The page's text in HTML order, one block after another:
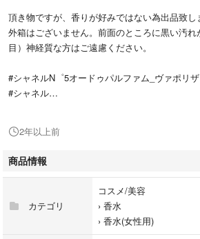
頂き物ですが、香りが好みではない為出品致し
外箱はございません。前面のところに黒い汚
目）神経質な方はご遠慮ください。
#シャネルN゜5オードゥパルファム_ヴァポリザ
#シャネル
2年以上前
商品情報
カテゴリ
コスメ/美容
› 香水
› 香水(女性用)